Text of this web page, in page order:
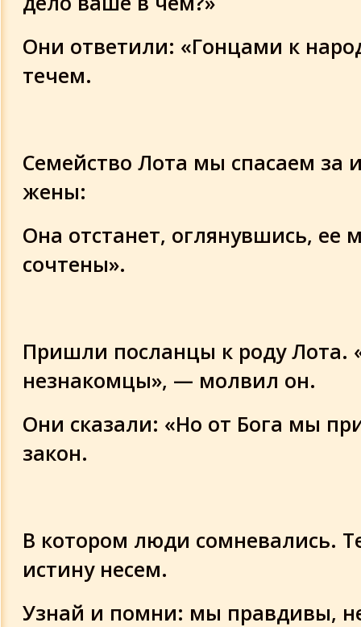
Они ответили: «Гонцами к
течем.
Семейство Лота мы спасаем за
жены:
Она отстанет, оглянувшись, ее
сочтены».
Пришли посланцы к роду
незнакомцы», — молвил он.
Они сказали: «Но от Бога мы
закон.
В котором люди сомневались.
истину несем.
Узнай и помни: мы правдивы,